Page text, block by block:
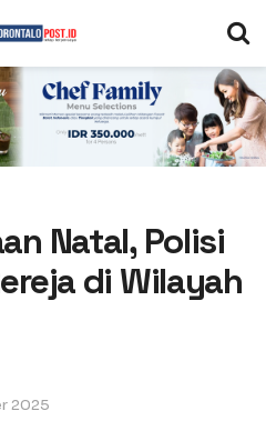
Natal, Polisi
di Wilayah
2025